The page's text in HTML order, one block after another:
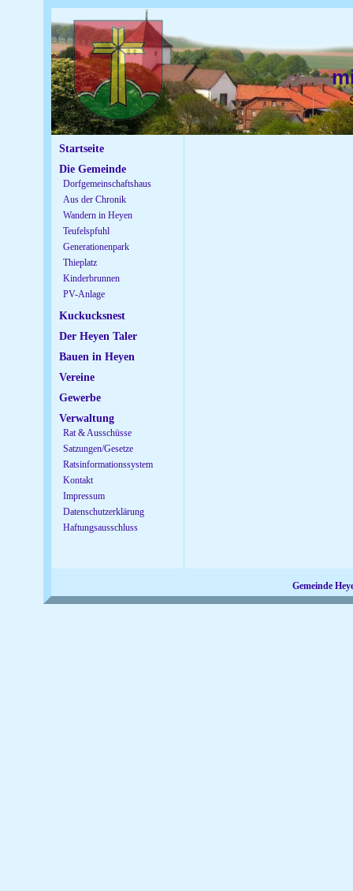
Startseite
Die Gemeinde
Dorfgemeinschaftshaus
Aus der Chronik
Wandern in Heyen
Teufelspfuhl
Generationenpark
Thieplatz
Kinderbrunnen
PV-Anlage
Kuckucksnest
Der Heyen Taler
Bauen in Heyen
Vereine
Gewerbe
Verwaltung
Rat & Ausschüsse
Satzungen/Gesetze
Ratsinformationssystem
Kontakt
Impressum
Datenschutzerklärung
Haftungsausschluss
Gemeinde